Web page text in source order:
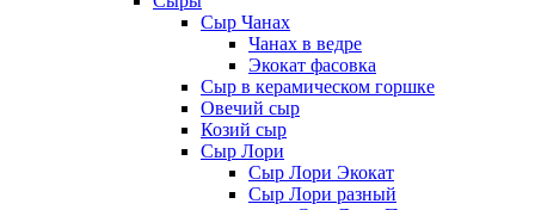
Сыр Чанах
Чанах в ведре
Экокат фасовка
Сыр в керамическом горшке
Овечий сыр
Козий сыр
Сыр Лори
Сыр Лори Экокат
Сыр Лори разный